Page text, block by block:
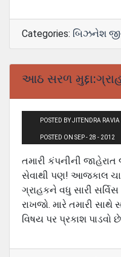
Categories: બિઝનેશ
આઠ સરળ
POSTED BY JITENDRA RAVIA
POSTED ON SEP - 28 - 2012
તમારી કંપનીની
સેવાથી પણ! આજકાલ ચારે
ગ્રાહકને વધુ સારી
રાખજો. મારે તમારી સાથે
વિષય પર પ્રકાશ પાડવો